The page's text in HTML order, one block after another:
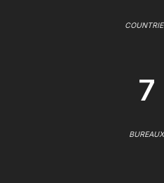
7
BUREAUX